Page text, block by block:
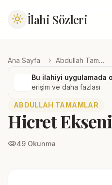
light_mode İlahi Sözleri
Ana Sayfa chevron_right Abdullah Tamamlar
Bu ilahiyi uygulamada
erişim ve daha fazlası.
ABDULLAH TAMAMLAR
Hicret Ekseni
visibility49 Okunma